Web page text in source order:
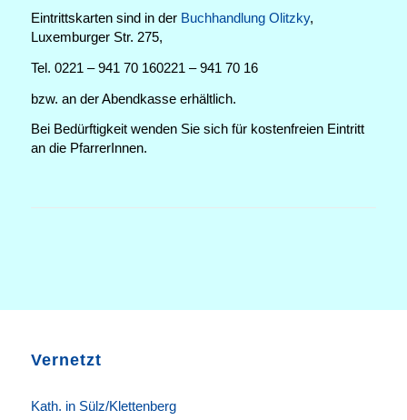
Eintrittskarten sind in der Buchhandlung Olitzky,
Luxemburger Str. 275,
Tel. 0221 – 941 70 160221 – 941 70 16
bzw. an der Abendkasse erhältlich.
Bei Bedürftigkeit wenden Sie sich für kostenfreien Eintritt
an die PfarrerInnen.
Vernetzt
Kath. in Sülz/Klettenberg